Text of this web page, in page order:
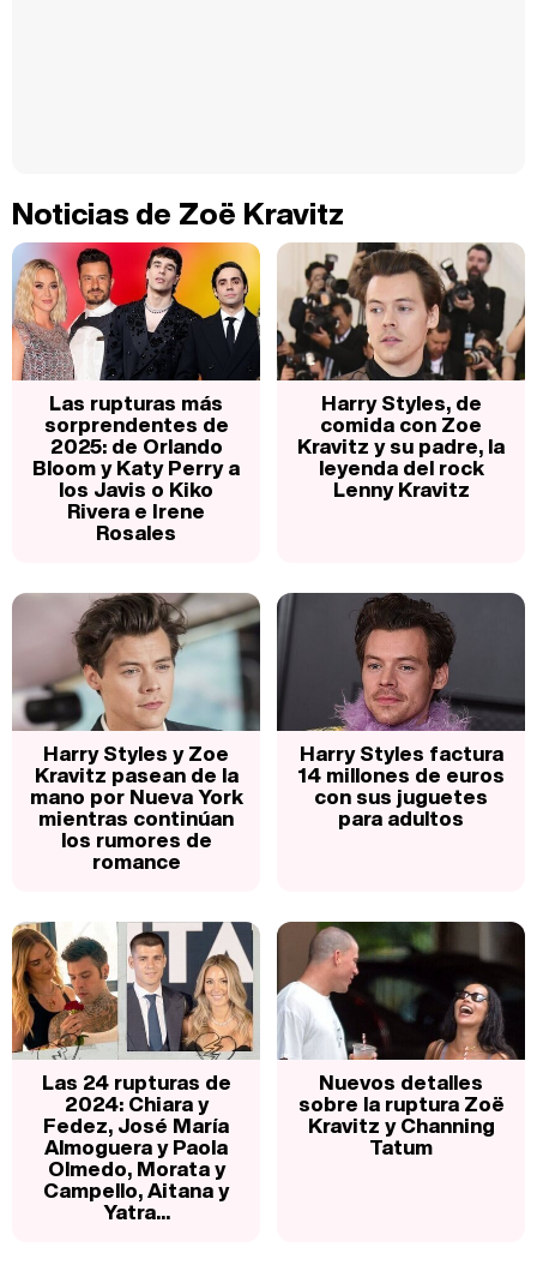
Noticias de Zoë Kravitz
Las rupturas más
sorprendentes de
2025: de Orlando
Bloom y Katy Perry a
los Javis o Kiko
Rivera e Irene
Rosales
Harry Styles, de
comida con Zoe
Kravitz y su padre, la
leyenda del rock
Lenny Kravitz
Harry Styles y Zoe
Kravitz pasean de la
mano por Nueva York
mientras continúan
los rumores de
romance
Harry Styles factura
14 millones de euros
con sus juguetes
para adultos
Las 24 rupturas de
2024: Chiara y
Fedez, José María
Almoguera y Paola
Olmedo, Morata y
Campello, Aitana y
Yatra...
Nuevos detalles
sobre la ruptura Zoë
Kravitz y Channing
Tatum